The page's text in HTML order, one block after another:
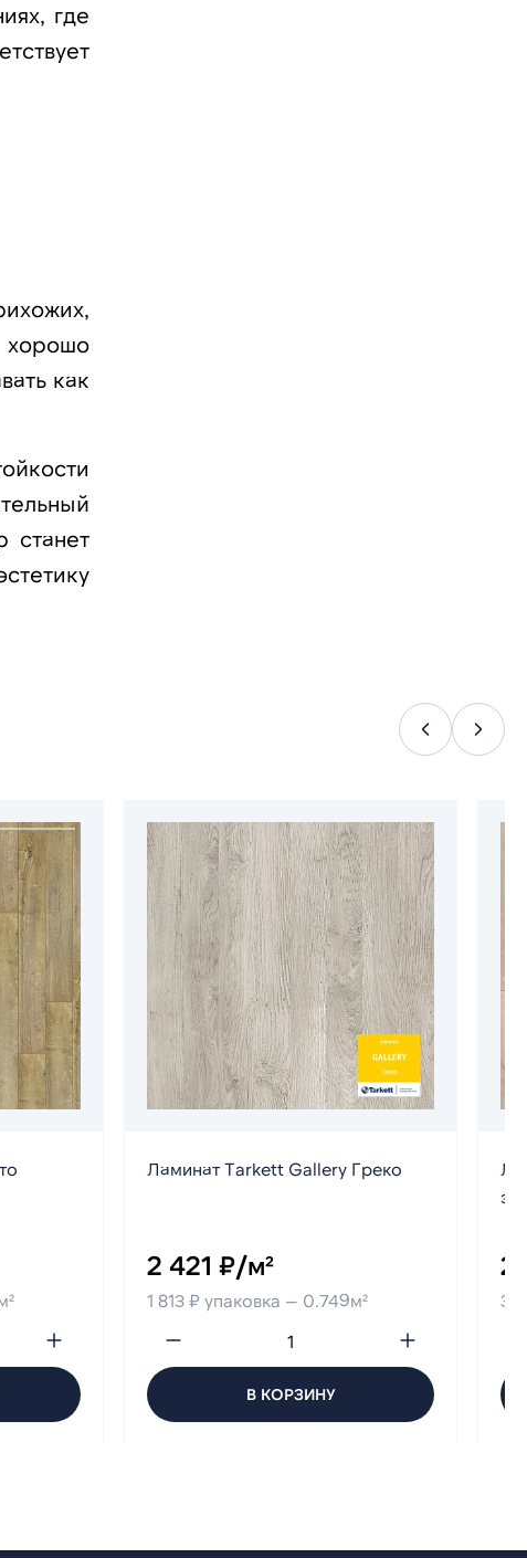
где
как
станет
Ламинат Tarkett Gallery Греко
2 421 ₽/м²
1 813 ₽ упаковка — 0.749м²
В КОРЗИНУ
2
3